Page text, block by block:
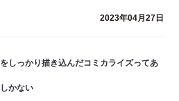
2023年04月27日
しっかり描き込んだコミカライズってあ
かない